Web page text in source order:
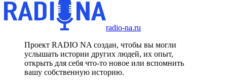
radio-na.ru
Проект RADIO NA создан, чтобы вы могли
услышать истории других людей, их опыт,
открыть для себя что-то новое или вспомнить
вашу собственную историю.